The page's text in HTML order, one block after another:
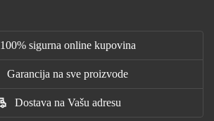
100% sigurna online kupovina
Garancija na sve proizvode
Dostava na Vašu adresu